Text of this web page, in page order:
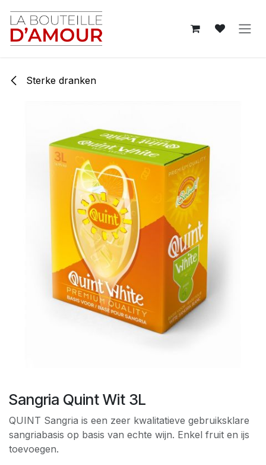
Sterke dranken
Sangria Quint Wit 3L
QUINT Sangria is een zeer kwalitatieve gebruiksklare
sangriabasis op basis van echte wijn. Enkel fruit en ijs
toevoegen.